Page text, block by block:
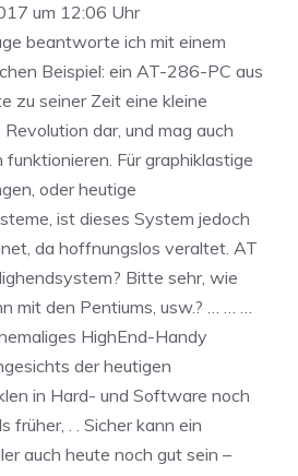
um 12:06 Uhr
beantworte ich mit einem
Beispiel: ein AT-286-PC aus
zu seiner Zeit eine kleine
dar, und mag auch
funktionieren. Für graphiklastige
oder heutige
ist dieses System jedoch
da hoffnungslos veraltet. AT
Bitte sehr, wie
mit den Pentiums, usw.? … … …
HighEnd-Handy
der heutigen
in Hard- und Software noch
früher, . . Sicher kann ein
auch heute noch gut sein –